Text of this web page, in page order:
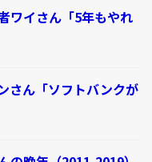
ワイさん「5年もやれ
さん「ソフトバンクが